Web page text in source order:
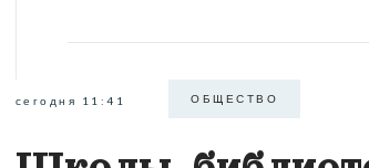
сегодня 11:41 ОБЩЕСТВО